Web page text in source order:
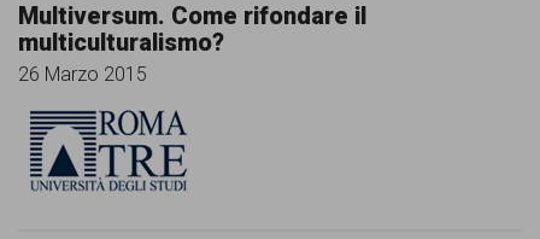
Multiversum. Come rifondare il
multiculturalismo?
26 Marzo 2015